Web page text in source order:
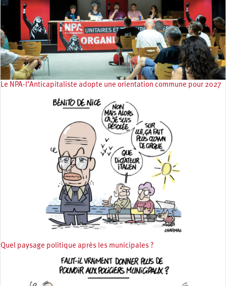
Le NPA-l’Anticapitaliste adopte une orientation commune pour 2027
Quel paysage politique après les municipales ?